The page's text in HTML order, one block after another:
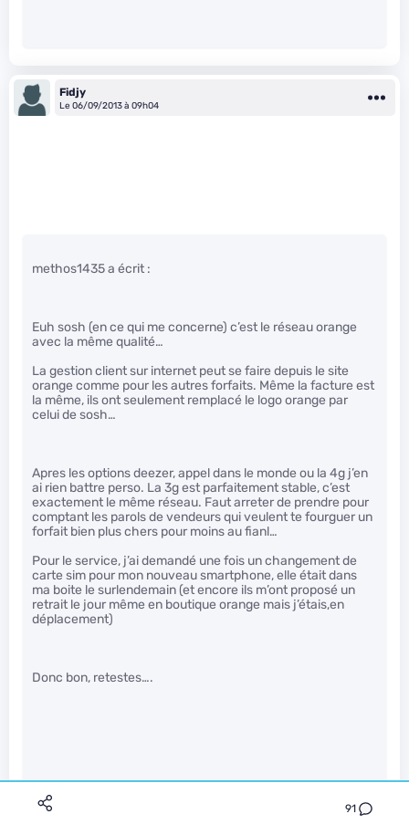
91
Fidjy
Le 06/09/2013 à 09h04
methos1435 a écrit :
Euh sosh (en ce qui me concerne) c’est le réseau orange
avec la même qualité…
La gestion client sur internet peut se faire depuis le site
orange comme pour les autres forfaits. Même la facture est
la même, ils ont seulement remplacé le logo orange par
celui de sosh…
Apres les options deezer, appel dans le monde ou la 4g j’en
ai rien battre perso. La 3g est parfaitement stable, c’est
exactement le même réseau. Faut arreter de prendre pour
comptant les parols de vendeurs qui veulent te fourguer un
forfait bien plus chers pour moins au fianl…
Pour le service, j’ai demandé une fois un changement de
carte sim pour mon nouveau smartphone, elle était dans
ma boite le surlendemain (et encore ils m’ont proposé un
retrait le jour même en boutique orange mais j’étais,en
déplacement)
Donc bon, retestes….
Je ne préfère pas risquer. J’ai toujours besoin d’une
connexion de bonne qualité. Je dépanne beaucoup depuis